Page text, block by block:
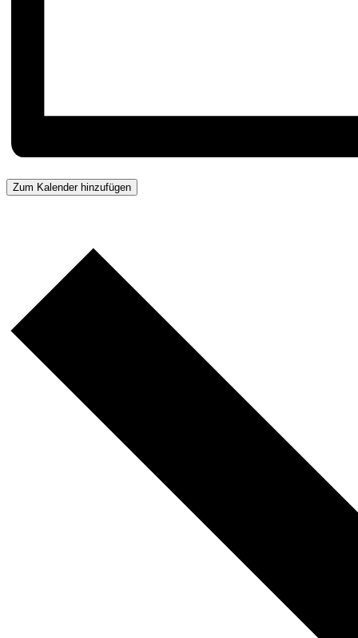
Zum Kalender hinzufügen